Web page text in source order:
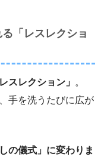
「レスレクショ
レスレクション」 。
手を洗うたびに広が
の儀式」に変わりま